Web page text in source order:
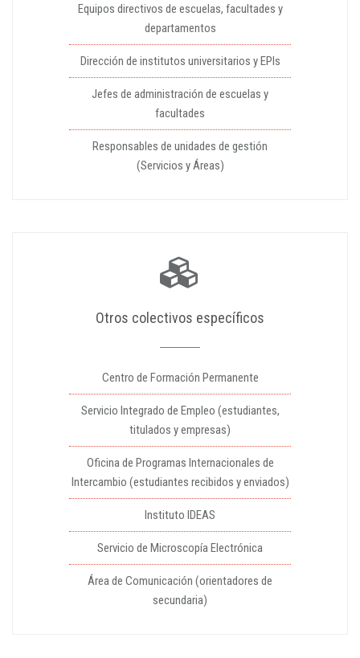
Equipos directivos de escuelas, facultades y
departamentos
Dirección de institutos universitarios y EPIs
Jefes de administración de escuelas y
facultades
Responsables de unidades de gestión
(Servicios y Áreas)
Otros colectivos específicos
Centro de Formación Permanente
Servicio Integrado de Empleo (estudiantes,
titulados y empresas)
Oficina de Programas Internacionales de
Intercambio (estudiantes recibidos y enviados)
Instituto IDEAS
Servicio de Microscopía Electrónica
Área de Comunicación (orientadores de
secundaria)